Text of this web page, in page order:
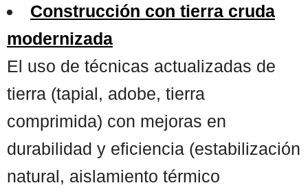
Construcción con tierra cruda
modernizada
El uso de técnicas actualizadas de
tierra (tapial, adobe, tierra
comprimida) con mejoras en
durabilidad y eficiencia (estabilización
natural, aislamiento térmico